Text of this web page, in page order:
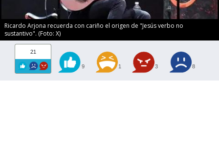
Ricardo Arjona recuerda con cariño el origen de "Jesús verbo no
sustantivo". (Foto: X)
21
9 1 3 8